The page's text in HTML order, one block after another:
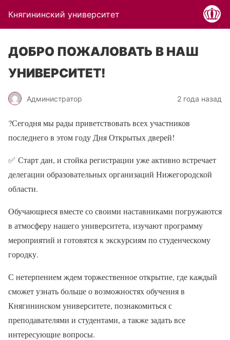
Княгининский университет
ДОБРО ПОЖАЛОВАТЬ В НАШ
УНИВЕРСИТЕТ!
Администратор 2 года назад
?Сегодня мы рады приветствовать всех участников
последнего в этом году Дня Открытых дверей!
✅ Старт дан, и стойка регистрации уже активно встречает
делегации образовательных организаций Нижегородской
области.
Обучающиеся вместе со своими наставниками погружаются
в атмосферу нашего университета, изучают программу
мероприятий и готовятся к экскурсиям по студенческому
городку.
С нетерпением ждем торжественное открытие, где каждый
сможет узнать больше о возможностях обучения в
Княгининском университете, познакомиться с
преподавателями и студентами, а также задать все
интересующие вопросы.